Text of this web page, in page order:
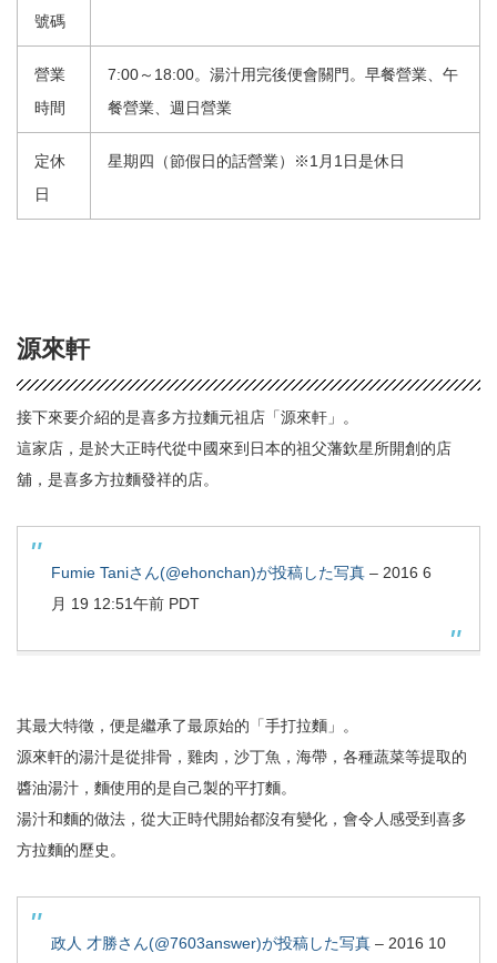
號碼
營業
時間
7:00～18:00。湯汁用完後便會關門。早餐營業、午
餐營業、週日營業
定休
日
星期四（節假日的話營業）※1月1日是休日
源來軒
接下來要介紹的是喜多方拉麵元祖店「源來軒」。
這家店，是於大正時代從中國來到日本的祖父藩欽星所開創的店
舖，是喜多方拉麵發祥的店。
Fumie Taniさん(@ehonchan)が投稿した写真 – 2016 6
月 19 12:51午前 PDT
其最大特徵，便是繼承了最原始的「手打拉麵」。
源來軒的湯汁是從排骨，雞肉，沙丁魚，海帶，各種蔬菜等提取的
醬油湯汁，麵使用的是自己製的平打麵。
湯汁和麵的做法，從大正時代開始都沒有變化，會令人感受到喜多
方拉麵的歷史。
政人 才勝さん(@7603answer)が投稿した写真 – 2016 10